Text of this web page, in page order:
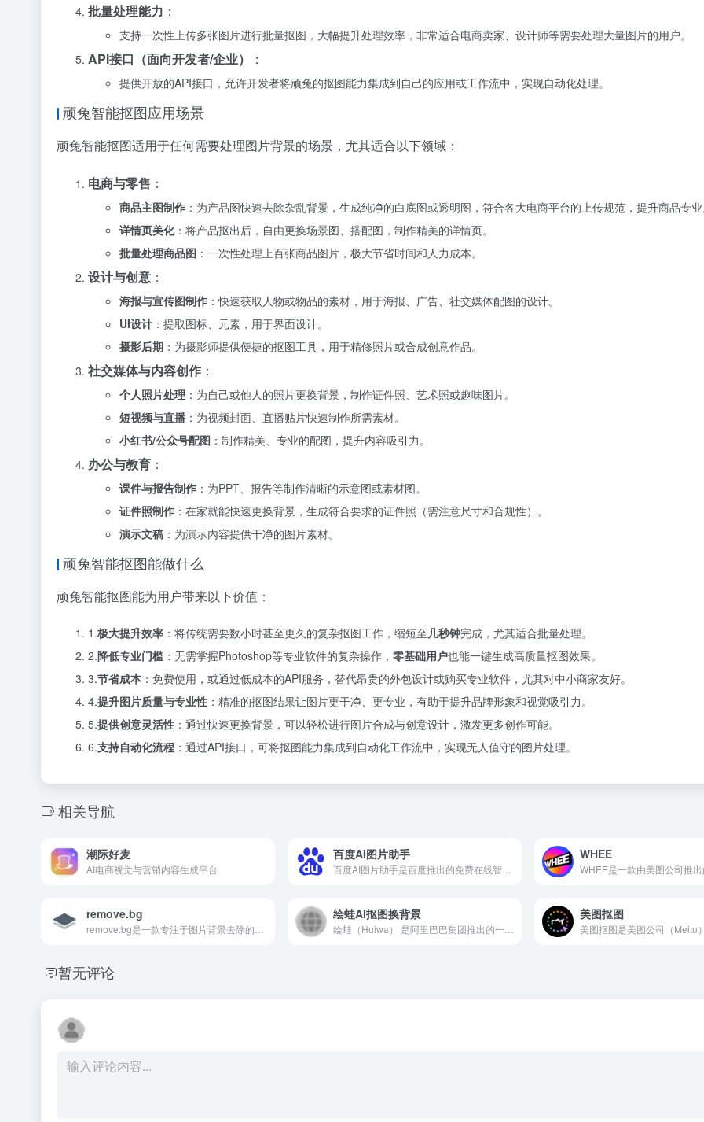
批量处理能力 ：
支持一次性上传多张图片进行批量抠图，大幅提升处理效率，非常适合电商卖家、设计师等需要处理大量图片的用户。
API接口（面向开发者/企业） ：
提供开放的API接口，允许开发者将顽兔的抠图能力集成到自己的应用或工作流中，实现自动化处理。
顽兔智能抠图应用场景
顽兔智能抠图适用于任何需要处理图片背景的场景，尤其适合以下领域：
电商与零售 ：
商品主图制作 ：为产品图快速去除杂乱背景，生成纯净的白底图或透明图，符合各大电商平台的上传规范，提升商品专
详情页美化：将产品抠出后，自由更换场景图、搭配图，制作精美的详情页。
批量处理商品图 ：一次性处理上百张商品图片，极大节省时间和人力成本。
设计与创意 ：
海报与宣传图制作 ：快速获取人物或物品的素材，用于海报、广告、社交媒体配图的设计。
UI设计 ：提取图标、元素，用于界面设计。
摄影后期 ：为摄影师提供便捷的抠图工具，用于精修照片或合成创意作品。
社交媒体与内容创作 ：
个人照片处理 ：为自己或他人的照片更换背景，制作证件照、艺术照或趣味图片。
短视频与直播 ：为视频封面、直播贴片快速制作所需素材。
小红书/公众号配图 ：制作精美、专业的配图，提升内容吸引力。
办公与教育 ：
课件与报告制作 ：为PPT、报告等制作清晰的示意图或素材图。
证件照制作 ：在家就能快速更换背景，生成符合要求的证件照（需注意尺寸和合规性）。
演示文稿 ：为演示内容提供干净的图片素材。
顽兔智能抠图能做什么
顽兔智能抠图能为用户带来以下价值：
1.极大提升效率 ：将传统需要数小时甚至更久的复杂抠图工作，缩短至 几秒钟完成，尤其适合批量处理。
2.降低专业门槛 ：无需掌握Photoshop等专业软件的复杂操作， 零基础用户也能一键生成高质量抠图效果。
3.节省成本 ：免费使用，或通过低成本的API服务，替代昂贵的外包设计或购买专业软件，尤其对中小商家友好。
4.提升图片质量与专业性 ：精准的抠图结果让图片更干净、更专业，有助于提升品牌形象和视觉吸引力。
5.提供创意灵活性 ：通过快速更换背景，可以轻松进行图片合成与创意设计，激发更多创作可能。
6.支持自动化流程 ：通过API接口，可将抠图能力集成到自动化工作流中，实现无人值守的图片处理。
相关导航
潮际好麦
AI电商视觉与营销内容生成平台
百度AI图片助手
百度AI图片助手是百度推出的免费在线智能修图工具，依托百度大脑视觉技术，无需专业技能即可完成高清处理
WHEE
remove.bg
remove.bg是一款专注于图片背景去除的在线工具
绘蛙AI抠图换背景
绘蛙（Huiwa） 是阿里巴巴集团推出的一款AI电商营销工具
美图抠图
暂无评论